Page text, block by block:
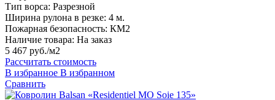
Тип ворса: Разрезной
Ширина рулона в резке: 4 м.
Пожарная безопасность: КМ2
Наличие товара: На заказ
5 467 руб./м2
Рассчитать стоимость
В избранное В избранном
Сравнить